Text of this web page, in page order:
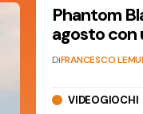
Phantom
agosto con
DiFRANCESCO
VIDEOGIOCHI